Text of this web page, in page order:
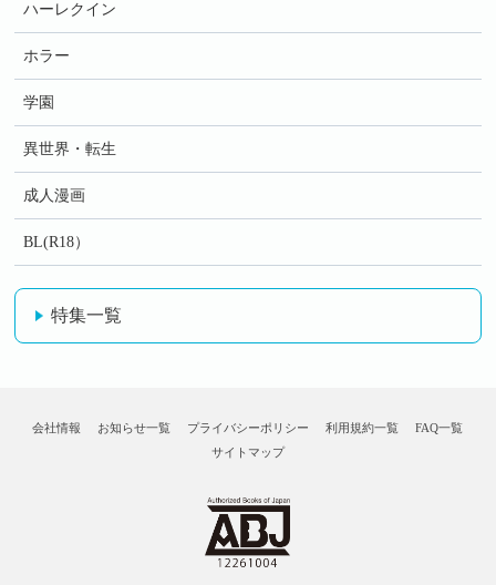
ハーレクイン
ホラー
学園
異世界・転生
成人漫画
BL(R18）
特集一覧
会社情報 お知らせ一覧 プライバシーポリシー 利用規約一覧
FAQ一覧
サイトマップ